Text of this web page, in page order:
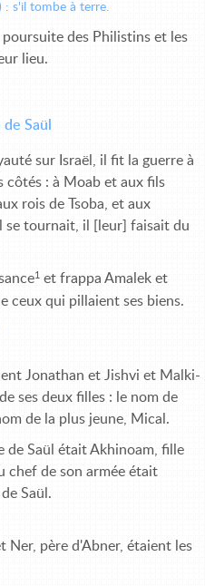
: s'il tombe à terre.
poursuite des Philistins et les
lieu.
Saül
sur Israël, il fit la guerre à
côtés : à Moab et aux fils
rois de Tsoba, et aux
se tournait, il [leur] faisait du
1 et frappa Amalek et
ceux qui pillaient ses biens.
Jonathan et Jishvi et Malki-
ses deux filles : le nom de
de la plus jeune, Mical.
de Saül était Akhinoam, fille
chef de son armée était
Saül.
Ner, père d'Abner, étaient les